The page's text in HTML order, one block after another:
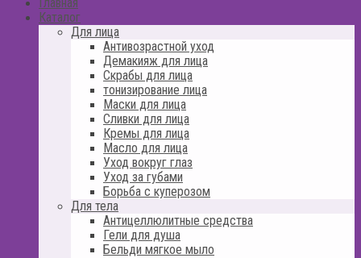
Каталог
Для лица
Антивозрастной уход
Демакияж для лица
Скрабы для лица
тонизирование лица
Маски для лица
Сливки для лица
Кремы для лица
Масло для лица
Уход вокруг глаз
Уход за губами
Борьба с куперозом
Для тела
Антицеллюлитные средства
Гели для душа
Бельди мягкое мыло